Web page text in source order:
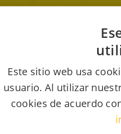
Este sitio web usa
usuario. Al utilizar
cookies de acuerdo